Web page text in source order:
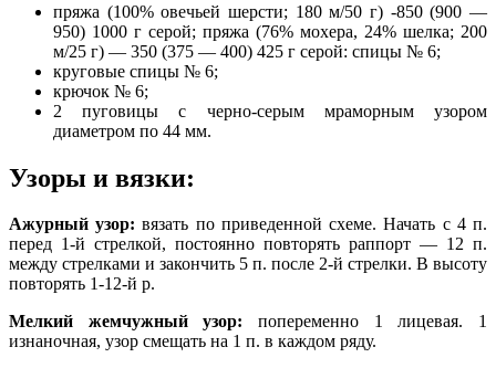
пряжа (100% овечьей шерсти; 180 м/50 г) -850 (900 —
950) 1000 г серой; пряжа (76% мохера, 24% шелка; 200
м/25 г) — 350 (375 — 400) 425 г серой: спицы № 6;
круговые спицы № 6;
крючок № 6;
2 пуговицы с черно-серым мраморным узором
диаметром по 44 мм.
Узоры и вязки:
Ажурный узор: вязать по приведенной схеме. Начать с 4 п.
перед 1-й стрелкой, постоянно повторять раппорт — 12 п.
между стрелками и закончить 5 п. после 2-й стрелки. В высоту
повторять 1-12-й р.
Мелкий жемчужный узор: попеременно 1 лицевая. 1
изнаночная, узор смещать на 1 п. в каждом ряду.